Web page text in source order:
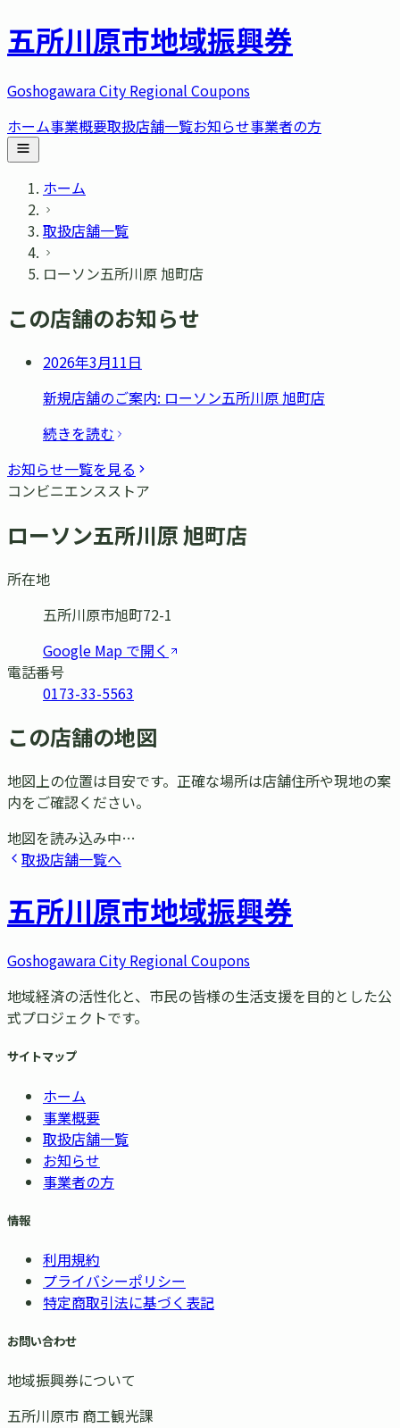
五所川原市地域振興券
Goshogawara City Regional Coupons
ホーム事業概要取扱店舗一覧お知らせ事業者の方
ホーム
取扱店舗一覧
ローソン五所川原 旭町店
この店舗のお知らせ
2026年3月11日
新規店舗のご案内: ローソン五所川原 旭町店
続きを読む
お知らせ一覧を見る
コンビニエンスストア
ローソン五所川原 旭町店
所在地
五所川原市旭町72-1
Google Map で開く
電話番号
0173-33-5563
この店舗の地図
地図上の位置は目安です。正確な場所は店舗住所や現地の案
内をご確認ください。
地図を読み込み中…
取扱店舗一覧へ
五所川原市地域振興券
Goshogawara City Regional Coupons
地域経済の活性化と、市民の皆様の生活支援を目的とした公
式プロジェクトです。
サイトマップ
ホーム
事業概要
取扱店舗一覧
お知らせ
事業者の方
情報
利用規約
プライバシーポリシー
特定商取引法に基づく表記
お問い合わせ
地域振興券について
五所川原市 商工観光課